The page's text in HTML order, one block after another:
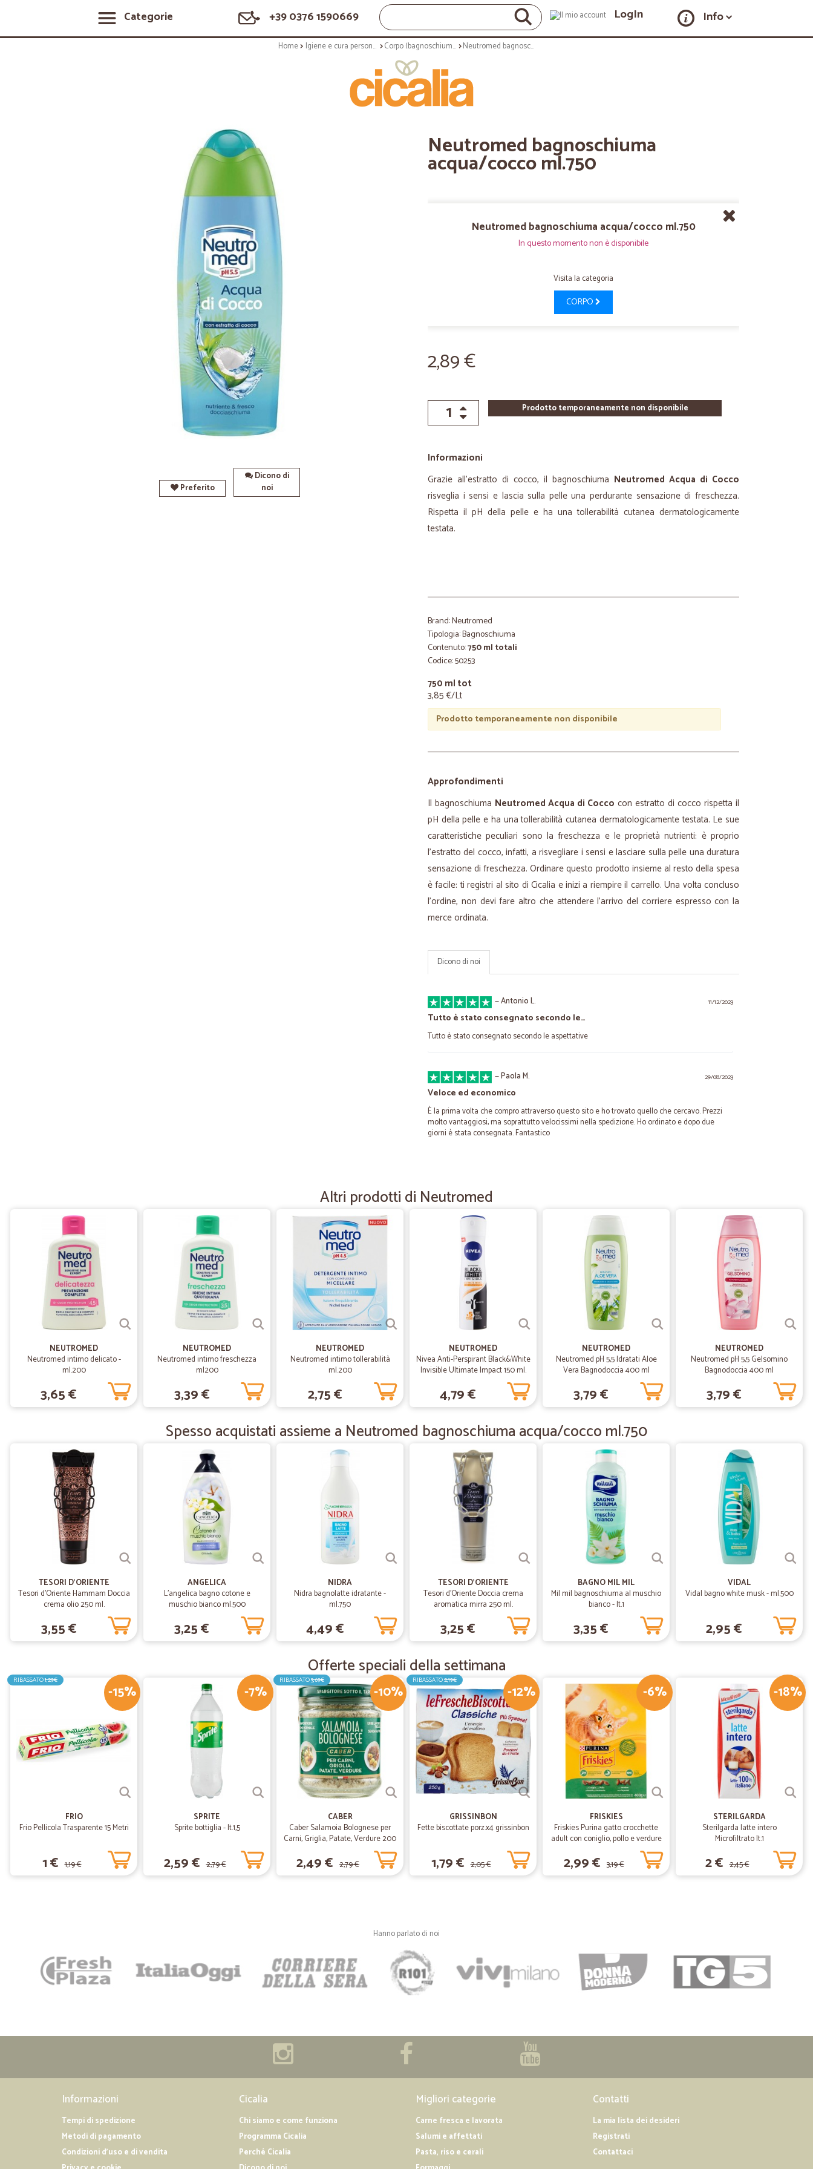
Categorie +39 0376 1590669 LogIn Info
Home Igiene e cura personale Corpo (bagnoschiuma, crema corpo) Neutromed bagnoschiuma acqua/cocco ml.750
Preferito
Dicono di
noi
Neutromed bagnoschiuma
acqua/cocco ml.750
Neutromed bagnoschiuma acqua/cocco ml.750
In questo momento non è disponibile
Visita la categoria
CORPO
2,89 €
Prodotto temporaneamente non disponibile
Informazioni
Grazie all'estratto di cocco, il bagnoschiuma Neutromed Acqua di Cocco
risveglia i sensi e lascia sulla pelle una perdurante sensazione di freschezza.
Rispetta il pH della pelle e ha una tollerabilità cutanea dermatologicamente
testata.
Brand: Neutromed
Tipologia: Bagnoschiuma
Contenuto:750 ml totali
Codice: 50253
750 ml tot
3,85 €/Lt
Prodotto temporaneamente non disponibile
Approfondimenti
Il bagnoschiuma Neutromed Acqua di Cocco con estratto di cocco rispetta il
pH della pelle e ha una tollerabilità cutanea dermatologicamente testata. Le sue
caratteristiche peculiari sono la freschezza e le proprietà nutrienti: è proprio
l'estratto del cocco, infatti, a risvegliare i sensi e lasciare sulla pelle una duratura
sensazione di freschezza. Ordinare questo prodotto insieme al resto della spesa
è facile: ti registri al sito di Cicalia e inizi a riempire il carrello. Una volta concluso
l'ordine, non devi fare altro che attendere l'arrivo del corriere espresso con la
merce ordinata.
Dicono di noi
11/12/2023
—Antonio L.
Tutto è stato consegnato secondo le…
Tutto è stato consegnato secondo le aspettative
29/08/2023
—Paola M.
Veloce ed economico
È la prima volta che compro attraverso questo sito e ho trovato quello che cercavo. Prezzi
molto vantaggiosi, ma soprattutto velocissimi nella spedizione. Ho ordinato e dopo due
giorni è stata consegnata. Fantastico
Visibilità del pagamento
credito. Ho dovuto aspettare il giorno dopo per avere evidenza del buon fine dell’ordine fatto.
09/07/2020
Transazione perfetta
Transazione perfetta. Servizi rapidi e cortesi
02/04/2020
—
Esperienza buona
Esperienza buona, ma migliorabile... Prezzi un po' più alti.
Tutto molto bene ma le uva dovete…
Tutto molto bene ma le uva dovete trovare un imballaggio migliore ... 2 erano rotte
22/05/2019
Ottimo sito e soprattutto arrivano…
Ottimo sito e soprattutto arrivano subito
Efficienti
Precisi, gentili, efficienti e merce buona
—Paolo R.
tanti prodotti a prezzi giusti.Consegna…
tanti prodotti a prezzi giusti.Consegna velocissima
15/12/2018
—Bruno B.
Mostarda Mantovana
Ottimo nel prezzo e veloci nella consegna.
Altri prodotti di Neutromed
NEUTROMED
Neutromed intimo delicato -
ml.200
3,65 €
NEUTROMED
Neutromed intimo freschezza
ml200
3,39 €
NEUTROMED
Neutromed intimo tollerabilità
ml.200
2,75 €
NEUTROMED
Nivea Anti-Perspirant Black&White
Invisible Ultimate Impact 150 ml.
4,79 €
NEUTROMED
Neutromed pH 5,5 Idratati Aloe
Vera Bagnodoccia 400 ml
3,79 €
NEUTROMED
Neutromed pH 5,5 Gelsomino
Bagnodoccia 400 ml
3,79 €
Spesso acquistati assieme a Neutromed bagnoschiuma acqua/cocco ml.750
TESORI D'ORIENTE
Tesori d'Oriente Hammam Doccia
crema olio 250 ml.
3,55 €
ANGELICA
L'angelica bagno cotone e
muschio bianco ml.500
3,25 €
NIDRA
Nidra bagnolatte idratante -
ml.750
4,49 €
TESORI D'ORIENTE
Tesori d'Oriente Doccia crema
aromatica mirra 250 ml.
3,25 €
BAGNO MIL MIL
Mil mil bagnoschiuma al muschio
bianco - lt.1
3,35 €
VIDAL
Vidal bagno white musk - ml.500
2,95 €
Offerte speciali della settimana
-15%
RIBASSATO1,29€
FRIO
Frio Pellicola Trasparente 15 Metri
1 € 1,19 €
-7%
SPRITE
Sprite bottiglia - lt.1,5
2,59 € 2,79 €
-10%
RIBASSATO3,69€
CABER
Caber Salamoia Bolognese per
Carni, Griglia, Patate, Verdure 200
2,49 € 2,79 €
-12%
RIBASSATO2,19€
GRISSINBON
Fette biscottate porz.x4 grissinbon
1,79 € 2,05 €
-6%
FRISKIES
Friskies Purina gatto crocchette
adult con coniglio, pollo e verdure
2,99 € 3,19 €
-18%
STERILGARDA
Sterilgarda latte intero
Microfiltrato lt.1
2 € 2,45 €
Hanno parlato di noi
Informazioni
Tempi di spedizione
Metodi di pagamento
Condizioni d'uso e di vendita
Cicalia
Chi siamo e come funziona
Programma Cicalia
Perché Cicalia
Migliori categorie
Carne fresca e lavorata
Salumi e affettati
Pasta, riso e cerali
Contatti
La mia lista dei desideri
Registrati
Contattaci